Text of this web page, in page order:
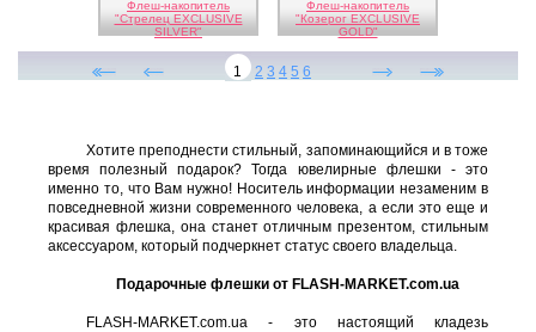
Флеш-накопитель
"Стрелец EXCLUSIVE
SILVER"
Флеш-накопитель
"Козерог EXCLUSIVE
GOLD"
1 2 3 4 5 6
Хотите преподнести стильный, запоминающийся и в тоже
время полезный подарок? Тогда ювелирные флешки - это
именно то, что Вам нужно! Носитель информации незаменим в
повседневной жизни современного человека, а если это еще и
красивая флешка, она станет отличным презентом, стильным
аксессуаром, который подчеркнет статус своего владельца.
Подарочные флешки от FLASH-MARKET.com.ua
FLASH-MARKET.com.ua - это настоящий кладезь